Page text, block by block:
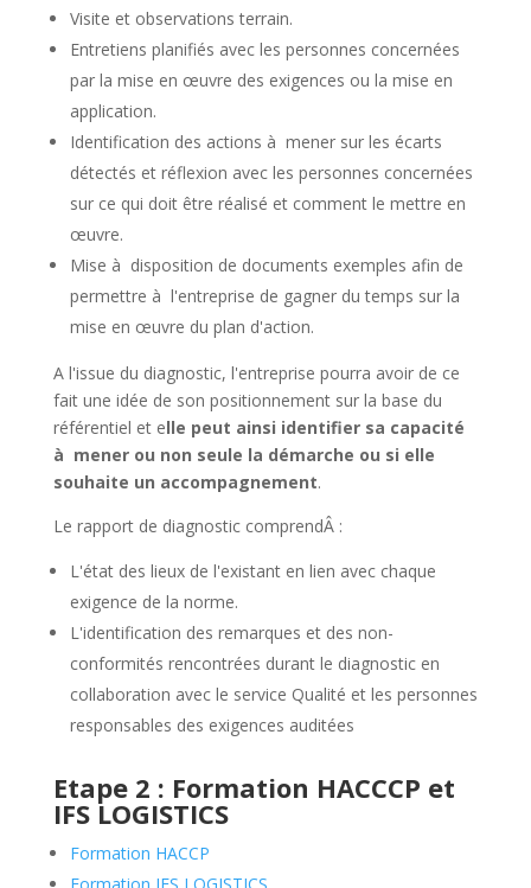
Visite et observations terrain.
Entretiens planifiés avec les personnes concernées
par la mise en œuvre des exigences ou la mise en
application.
Identification des actions à mener sur les écarts
détectés et réflexion avec les personnes concernées
sur ce qui doit être réalisé et comment le mettre en
œuvre.
Mise à disposition de documents exemples afin de
permettre à l'entreprise de gagner du temps sur la
mise en œuvre du plan d'action.
A l'issue du diagnostic, l'entreprise pourra avoir de ce
fait une idée de son positionnement sur la base du
référentiel et elle peut ainsi identifier sa capacité
à mener ou non seule la démarche ou si elle
souhaite un accompagnement.
Le rapport de diagnostic comprendÂ :
L'état des lieux de l'existant en lien avec chaque
exigence de la norme.
L'identification des remarques et des non-
conformités rencontrées durant le diagnostic en
collaboration avec le service Qualité et les personnes
responsables des exigences auditées
Etape 2 : Formation HACCCP et
IFS LOGISTICS
Formation HACCP